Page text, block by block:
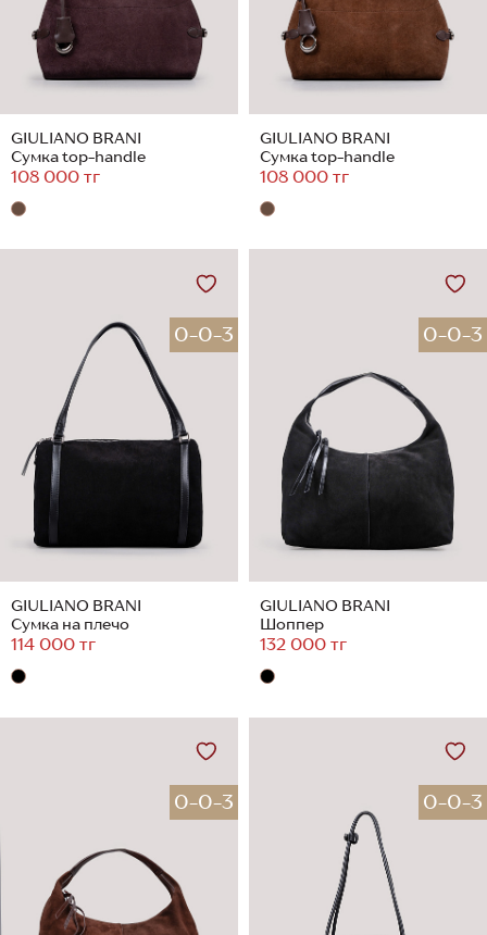
GIULIANO BRANI
Сумка top-handle
108 000 тг
GIULIANO BRANI
Сумка top-handle
108 000 тг
0-0-3
GIULIANO BRANI
Сумка на плечо
114 000 тг
0-0-3
GIULIANO BRANI
Шоппер
132 000 тг
0-0-3 0-0-3